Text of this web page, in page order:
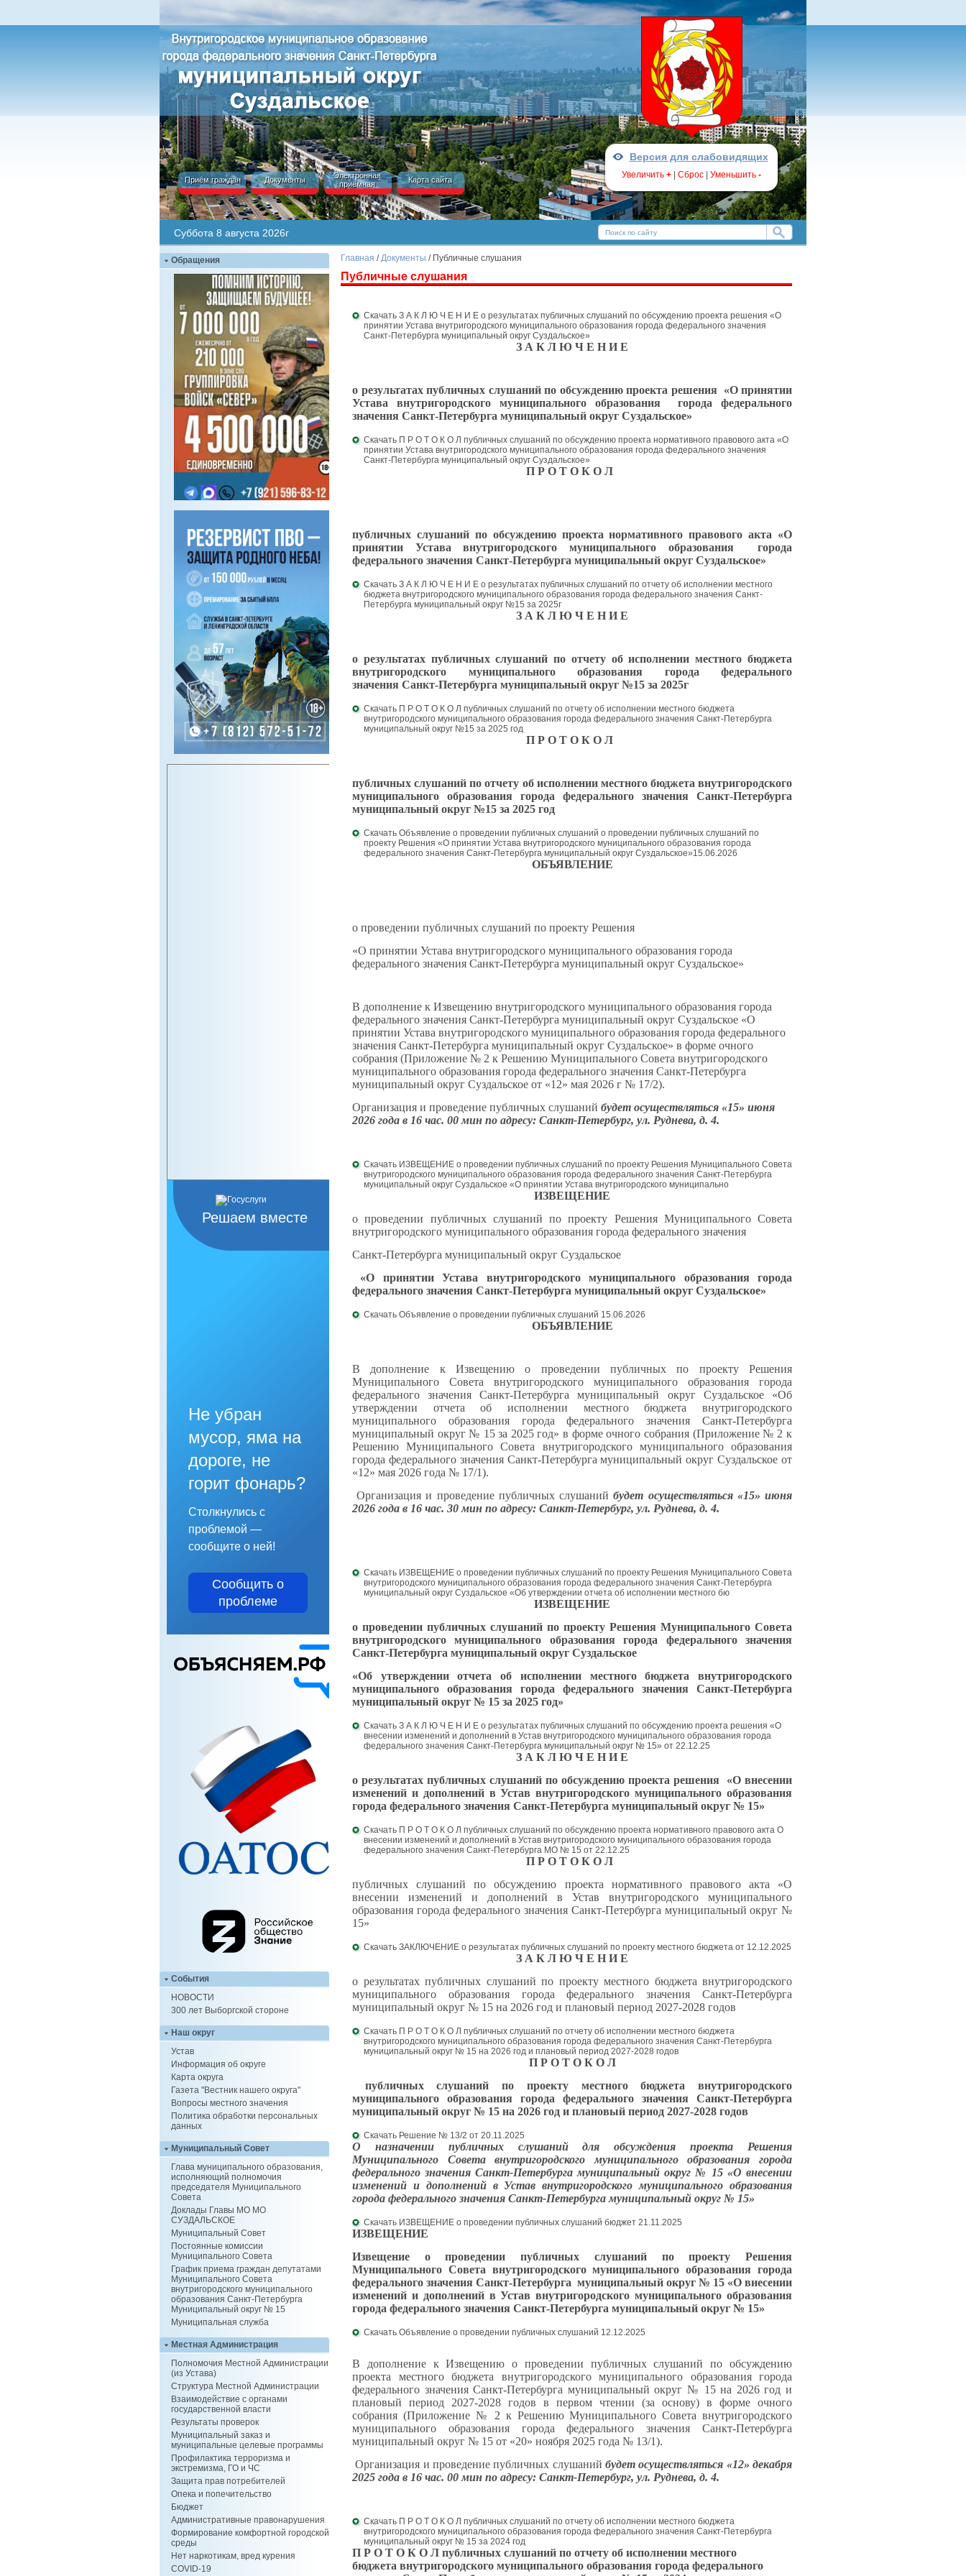
Приём граждан Документы
Электронная
приёмная
Карта сайта
Суббота 8 августа 2026г
Версия для слабовидящих
Увеличить + Сброс Уменьшить -
Обращения
Решаем вместе
Не убран
мусор, яма на
дороге, не
горит фонарь?
Столкнулись с
проблемой —
сообщите о ней!
Сообщить о
проблеме
События
НОВОСТИ
300 лет Выборгской стороне
Наш округ
Устав
Информация об округе
Карта округа
Газета "Вестник нашего округа"
Вопросы местного значения
Политика обработки персональных
данных
Муниципальный Совет
Глава муниципального образования,
исполняющий полномочия
председателя Муниципального
Совета
Доклады Главы МО МО
СУЗДАЛЬСКОЕ
Муниципальный Совет
Постоянные комиссии
Муниципального Совета
График приема граждан депутатами
Муниципального Совета
внутригородского муниципального
образования Санкт-Петербурга
Муниципальный округ № 15
Муниципальная служба
Местная Администрация
Полномочия Местной Администрации
(из Устава)
Структура Местной Администрации
Взаимодействие с органами
государственной власти
Результаты проверок
Муниципальный заказ и
муниципальные целевые программы
Профилактика терроризма и
экстремизма, ГО и ЧС
Защита прав потребителей
Опека и попечительство
Бюджет
Административные правонарушения
Формирование комфортной городской
среды
Нет наркотикам, вред курения
COVID-19
Главная /Документы / Публичные слушания
Публичные слушания
Скачать З А К Л Ю Ч Е Н И Е о результатах публичных слушаний по обсуждению проекта решения «О
принятии Устава внутригородского муниципального образования города федерального значения
Санкт-Петербурга муниципальный округ Суздальское»
З А К Л Ю Ч Е Н И Е
о результатах публичных слушаний по обсуждению проекта решения «О принятии
Устава внутригородского муниципального образования
города федерального
значения Санкт-Петербурга муниципальный округ Суздальское»
Скачать П Р О Т О К О Л публичных слушаний по обсуждению проекта нормативного правового акта «О
принятии Устава внутригородского муниципального образования города федерального значения
Санкт-Петербурга муниципальный округ Суздальское»
П Р О Т О К О Л
публичных слушаний по обсуждению проекта нормативного правового акта «О
принятии Устава внутригородского муниципального образования города
федерального значения Санкт-Петербурга муниципальный округ Суздальское»
Скачать З А К Л Ю Ч Е Н И Е о результатах публичных слушаний по отчету об исполнении местного
бюджета внутригородского муниципального образования города федерального значения Санкт-
Петербурга муниципальный округ №15 за 2025г
З А К Л Ю Ч Е Н И Е
о результатах публичных слушаний по отчету об исполнении местного бюджета
внутригородского муниципального образования города федерального
значения Санкт-Петербурга муниципальный округ №15 за 2025г
Скачать П Р О Т О К О Л публичных слушаний по отчету об исполнении местного бюджета
внутригородского муниципального образования города федерального значения Санкт-Петербурга
муниципальный округ №15 за 2025 год
П Р О Т О К О Л
публичных слушаний по отчету об исполнении местного бюджета внутригородского
муниципального образования города федерального значения Санкт-Петербурга
муниципальный округ №15 за 2025 год
Скачать Объявление о проведении публичных слушаний о проведении публичных слушаний по
проекту Решения «О принятии Устава внутригородского муниципального образования города
федерального значения Санкт-Петербурга муниципальный округ Суздальское»15.06.2026
ОБЪЯВЛЕНИЕ
о проведении публичных слушаний по проекту Решения
«О принятии Устава внутригородского муниципального образования города
федерального значения Санкт-Петербурга муниципальный округ Суздальское»
В дополнение к Извещению внутригородского муниципального образования города
федерального значения Санкт-Петербурга муниципальный округ Суздальское «О
принятии Устава внутригородского муниципального образования города федерального
значения Санкт-Петербурга муниципальный округ Суздальское» в форме очного
собрания (Приложение № 2 к Решению Муниципального Совета внутригородского
муниципального образования города федерального значения Санкт-Петербурга
муниципальный округ Суздальское от «12» мая 2026 г № 17/2).
Организация и проведение публичных слушаний будет осуществляться «15» июня
2026 года в 16 час. 00 мин по адресу: Санкт-Петербург, ул. Руднева, д. 4.
Скачать ИЗВЕЩЕНИЕ о проведении публичных слушаний по проекту Решения Муниципального Совета
внутригородского муниципального образования города федерального значения Санкт-Петербурга
муниципальный округ Суздальское «О принятии Устава внутригородского муниципально
ИЗВЕЩЕНИЕ
о проведении публичных слушаний по проекту Решения Муниципального Совета
внутригородского муниципального образования города федерального значения
Санкт-Петербурга муниципальный округ Суздальское
«О принятии Устава внутригородского муниципального образования города
федерального значения Санкт-Петербурга муниципальный округ Суздальское»
Скачать Объявление о проведении публичных слушаний 15.06.2026
ОБЪЯВЛЕНИЕ
В дополнение к Извещению о проведении публичных по проекту Решения
Муниципального Совета внутригородского муниципального образования города
федерального значения Санкт-Петербурга муниципальный округ Суздальское «Об
утверждении отчета об исполнении местного бюджета внутригородского
муниципального образования города федерального значения Санкт-Петербурга
муниципальный округ № 15 за 2025 год» в форме очного собрания (Приложение № 2 к
Решению Муниципального Совета внутригородского муниципального образования
города федерального значения Санкт-Петербурга муниципальный округ Суздальское от
«12» мая 2026 года № 17/1).
Организация и проведение публичных слушанийбудет осуществляться «15» июня
2026 года в 16 час. 30 мин по адресу: Санкт-Петербург, ул. Руднева, д. 4.
Скачать ИЗВЕЩЕНИЕ о проведении публичных слушаний по проекту Решения Муниципального Совета
внутригородского муниципального образования города федерального значения Санкт-Петербурга
муниципальный округ Суздальское «Об утверждении отчета об исполнении местного бю
ИЗВЕЩЕНИЕ
о проведении публичных слушаний по проекту Решения Муниципального Совета
внутригородского муниципального образованиягорода федерального значения
Санкт-Петербурга муниципальный округ Суздальское
«Об утверждении отчета об исполнении местного бюджета внутригородского
муниципального образования города федерального значения Санкт-Петербурга
муниципальный округ № 15 за 2025 год»
Скачать З А К Л Ю Ч Е Н И Е о результатах публичных слушаний по обсуждению проекта решения «О
внесении изменений и дополнений в Устав внутригородского муниципального образования города
федерального значения Санкт-Петербурга муниципальный округ № 15» от 22.12.25
З А К Л Ю Ч Е Н И Е
о результатах публичных слушаний по обсуждению проекта решения «О внесении
изменений и дополнений в Устав внутригородского муниципального образования
города федерального значения Санкт-Петербурга муниципальный округ № 15»
Скачать П Р О Т О К О Л публичных слушаний по обсуждению проекта нормативного правового акта О
внесении изменений и дополнений в Устав внутригородского муниципального образования города
федерального значения Санкт-Петербурга МО № 15 от 22.12.25
П Р О Т О К О Л
публичных слушаний по обсуждению проекта нормативного правового акта «О
внесении изменений и дополнений в Устав внутригородского муниципального
образования города федерального значения Санкт-Петербурга муниципальный округ №
15»
Скачать ЗАКЛЮЧЕНИЕ о результатах публичных слушаний по проекту местного бюджета от 12.12.2025
З А К Л Ю Ч Е Н И Е
о результатах публичных слушаний по проекту местного бюджета внутригородского
муниципального образования города федерального значения Санкт-Петербурга
муниципальный округ № 15 на 2026 год и плановый период 2027-2028 годов
Скачать П Р О Т О К О Л публичных слушаний по отчету об исполнении местного бюджета
внутригородского муниципального образования города федерального значения Санкт-Петербурга
муниципальный округ № 15 на 2026 год и плановый период 2027-2028 годов
П Р О Т О К О Л
публичных слушаний по проекту местного бюджетавнутригородского
муниципального образования города федерального значения Санкт-Петербурга
муниципальный округ № 15 на 2026 год и плановый период 2027-2028 годов
Скачать Решение № 13/2 от 20.11.2025
О назначении публичных слушаний для обсуждения проекта Решения
Муниципального Совета внутригородского муниципального образования города
федерального значения Санкт-Петербурга муниципальный округ № 15 «О внесении
изменений и дополнений в Устав внутригородского муниципального образования
города федерального значения Санкт-Петербурга муниципальный округ № 15»
Скачать ИЗВЕЩЕНИЕ о проведении публичных слушаний бюджет 21.11.2025
ИЗВЕЩЕНИЕ
Извещение о проведении публичных слушаний попроекту Решения
Муниципального Совета внутригородского муниципального образования города
федерального значения Санкт-Петербурга муниципальный округ № 15 «О внесении
изменений и дополнений в Устав внутригородского муниципального образования
города федерального значения Санкт-Петербурга муниципальный округ № 15»
Скачать Объявление о проведении публичных слушаний 12.12.2025
В дополнение к Извещению о проведении публичных слушаний по обсуждению
проекта местного бюджета внутригородского муниципального образования города
федерального значения Санкт-Петербурга муниципальный округ № 15 на 2026 год и
плановый период 2027-2028 годов в первом чтении (за основу) в форме очного
собрания (Приложение № 2 к Решению Муниципального Совета внутригородского
муниципального образования города федерального значения Санкт-Петербурга
муниципальный округ № 15 от «20» ноября 2025 года № 13/1).
Организация и проведение публичных слушаний будет осуществляться «12» декабря
2025 года в 16 час. 00 мин по адресу: Санкт-Петербург, ул. Руднева, д. 4.
Скачать П Р О Т О К О Л публичных слушаний по отчету об исполнении местного бюджета
внутригородского муниципального образования города федерального значения Санкт-Петербурга
муниципальный округ № 15 за 2024 год
П Р О Т О К О Л публичных слушаний по отчету об исполнении местного
бюджета внутригородского муниципального образования города федерального